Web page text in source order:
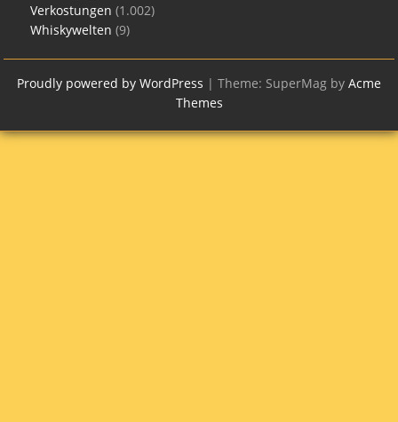
Verkostungen (1.002)
Whiskywelten (9)
Proudly powered by WordPress | Theme: SuperMag by Acme
Themes